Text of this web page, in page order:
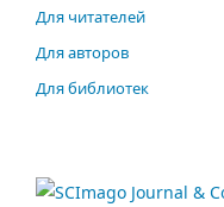
Для читателей
Для авторов
Для библиотек